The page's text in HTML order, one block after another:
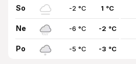
So -2 °C 1 °C
Ne -6 °C -2 °C
Po -5 °C -3 °C